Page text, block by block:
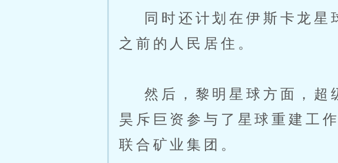
同时还计划在伊斯卡龙星
之前的人民居住。
然后，黎明星球方面，超
昊斥巨资参与了星球重建工
联合矿业集团。